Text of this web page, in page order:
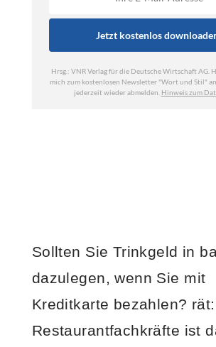
Sollten Sie Trinkgeld in
dazulegen, wenn Sie mit
Kreditkarte bezahlen?
Restaurantfachkräfte ist